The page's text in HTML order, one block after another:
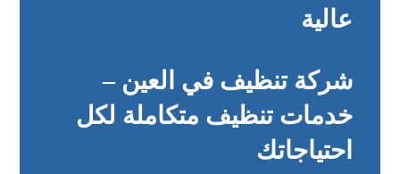
عالية
شركة تنظيف في العين –
خدمات تنظيف متكاملة لكل
احتياجاتك